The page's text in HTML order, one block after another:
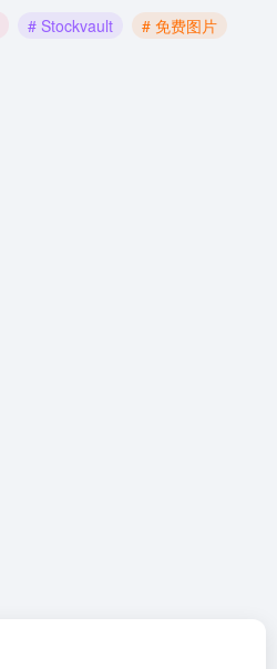
# Stockvault
# 免费图片